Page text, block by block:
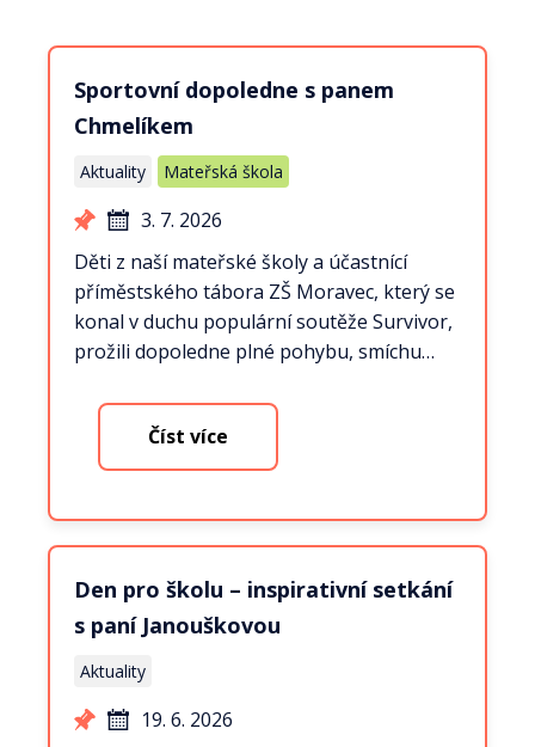
Sportovní dopoledne s panem
Chmelíkem
Aktuality Mateřská škola
3. 7. 2026
Děti z naší mateřské školy a účastnící
příměstského tábora ZŠ Moravec, který se
konal v duchu populární soutěže Survivor,
prožili dopoledne plné pohybu, smíchu…
Číst více
Den pro školu – inspirativní setkání
s paní Janouškovou
Aktuality
19. 6. 2026